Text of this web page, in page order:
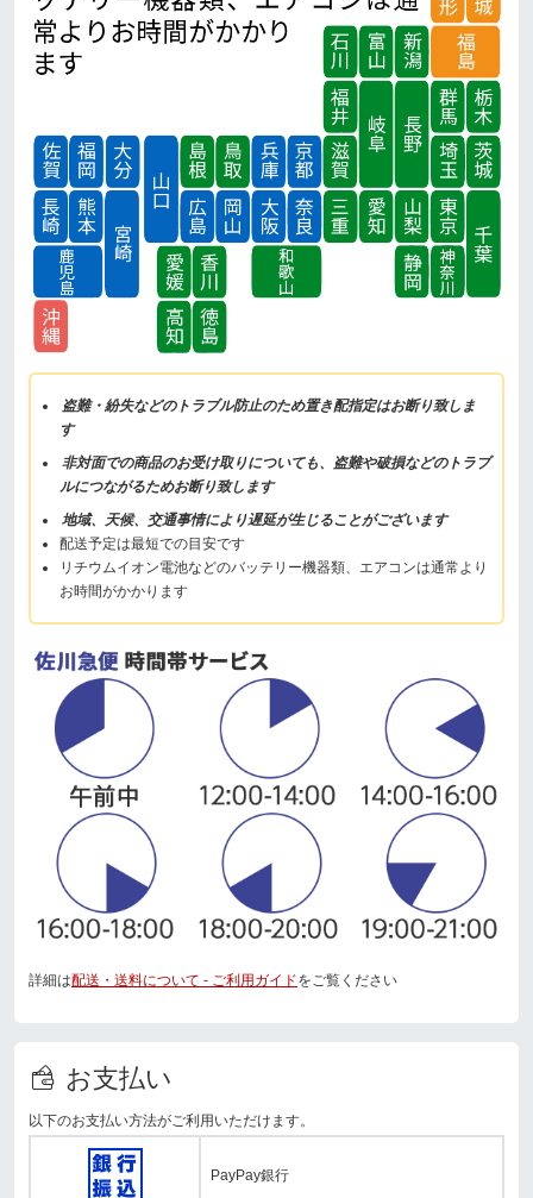
盗難・紛失などのトラブル防止のため置き配指定はお断り致しま
す
非対面での商品のお受け取りについても、盗難や破損などのトラブ
ルにつながるためお断り致します
地域、天候、交通事情により遅延が生じることがございます
配送予定は最短での目安です
リチウムイオン電池などのバッテリー機器類、エアコンは通常より
お時間がかかります
詳細は配送・送料について - ご利用ガイドをご覧ください
お支払い
以下のお支払い方法がご利用いただけます。
PayPay銀行